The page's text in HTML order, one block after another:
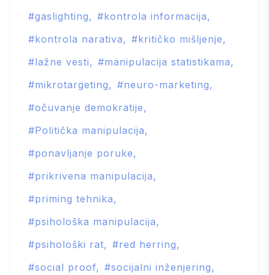
gaslighting
kontrola informacija
kontrola narativa
kritičko mišljenje
lažne vesti
manipulacija statistikama
mikrotargeting
neuro-marketing
očuvanje demokratije
Politička manipulacija
ponavljanje poruke
prikrivena manipulacija
priming tehnika
psihološka manipulacija
psihološki rat
red herring
social proof
socijalni inženjering